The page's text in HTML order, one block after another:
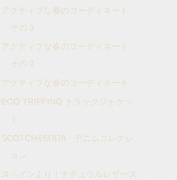
アクティブな春のコーディネート
その３
アクティブな春のコーディネート
その２
アクティブな春のコーディネート
EGO TRIPPING トラックジャケッ
ト
SCOTCH&SODA デニムコレクシ
ョン
スペインより！ナチュラルレザース